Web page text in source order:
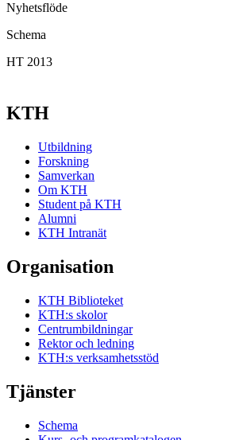
Nyhetsflöde
Schema
HT 2013
KTH
Utbildning
Forskning
Samverkan
Om KTH
Student på KTH
Alumni
KTH Intranät
Organisation
KTH Biblioteket
KTH:s skolor
Centrumbildningar
Rektor och ledning
KTH:s verksamhetsstöd
Tjänster
Schema